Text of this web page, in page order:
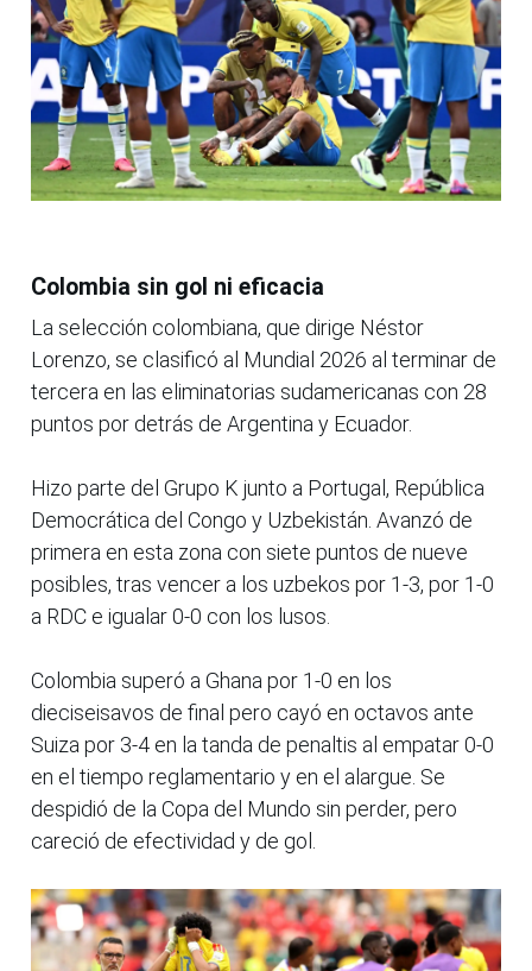
Colombia sin gol ni eficacia
La selección colombiana, que dirige Néstor
Lorenzo, se clasificó al Mundial 2026 al terminar de
tercera en las eliminatorias sudamericanas con 28
puntos por detrás de Argentina y Ecuador.
Hizo parte del Grupo K junto a Portugal, República
Democrática del Congo y Uzbekistán. Avanzó de
primera en esta zona con siete puntos de nueve
posibles, tras vencer a los uzbekos por 1-3, por 1-0
a RDC e igualar 0-0 con los lusos.
Colombia superó a Ghana por 1-0 en los
dieciseisavos de final pero cayó en octavos ante
Suiza por 3-4 en la tanda de penaltis al empatar 0-0
en el tiempo reglamentario y en el alargue. Se
despidió de la Copa del Mundo sin perder, pero
careció de efectividad y de gol.